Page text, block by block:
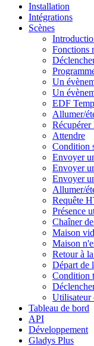
Installation
Intégrations
Scènes
Fonctions
Un
Un
EDF
Allumer/
Récupérer
Attendre
Condition
Envoyer
Envoyer
Envoyer
Allumer/
Requête
Présence
Chaîner
Maison
Maison
Retour à
Départ de
Condition
Utilisateur
Tableau de bord
API
Développement
Gladys Plus